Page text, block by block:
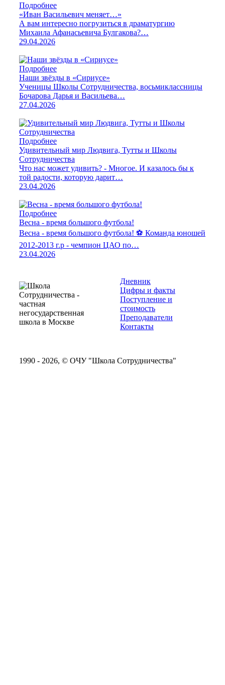
Подробнее
«Иван Васильевич меняет…»
А вам интересно погрузиться в драматургию
Михаила Афанасьевича Булгакова?…
29.04.2026
Подробнее
Наши звёзды в «Сириусе»
Ученицы Школы Сотрудничества, восьмиклассницы
Бочарова Дарья и Васильева…
27.04.2026
Подробнее
Удивительный мир Людвига, Тутты и Школы
Сотрудничества
Что нас может удивить? - Многое. И казалось бы к
той радости, которую дарит…
23.04.2026
Подробнее
Весна - время большого футбола!
Весна - время большого футбола! ⚽️ Команда юношей
2012-2013 г.р - чемпион ЦАО по…
23.04.2026
Дневник
Цифры и факты
Поступление и
стоимость
Преподаватели
Контакты
1990 - 2026, © ОЧУ "Школа Сотрудничества"